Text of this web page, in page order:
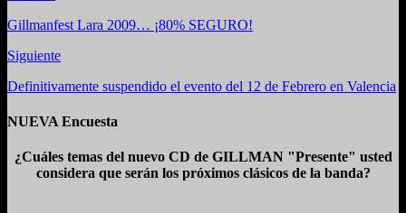
Gillmanfest Lara 2009… ¡80% SEGURO!
Siguiente
Definitivamente suspendido el evento del 12 de Febrero en Valencia
NUEVA Encuesta
¿Cuáles temas del nuevo CD de GILLMAN "Presente" usted
considera que serán los próximos clásicos de la banda?